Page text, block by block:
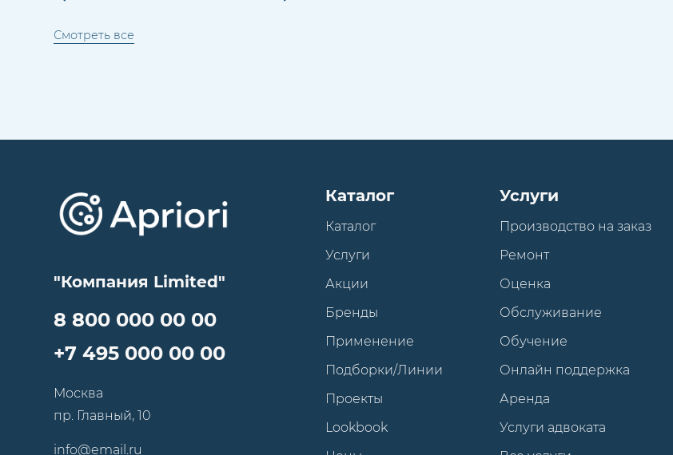
Смотреть все
"Компания Limited"
8 800 000 00 00
+7 495 000 00 00
Москва
пр. Главный, 10
info@email.ru
Каталог
Каталог
Услуги
Акции
Бренды
Применение
Подборки/Линии
Проекты
Lookbook
Услуги
Производство на заказ
Ремонт
Оценка
Обслуживание
Обучение
Онлайн поддержка
Аренда
Услуги адвоката